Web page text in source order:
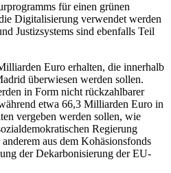
für einen grünen
Digitalisierung verwendet werden
Justizsystems sind ebenfalls Teil
Euro erhalten, die innerhalb
überwiesen werden sollen.
in Form nicht rückzahlbarer
etwa 66,3 Milliarden Euro in
vergeben werden sollen, wie
Regierung
aus dem Kohäsionsfonds
der Dekarbonisierung der EU-